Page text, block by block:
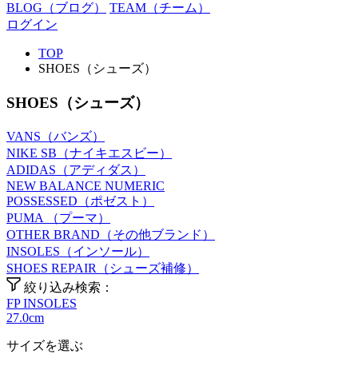
BLOG （ブログ） TEAM （チーム）
ログイン
TOP
SHOES（シューズ）
SHOES（シューズ）
VANS（バンズ）
NIKE SB（ナイキエスビー）
ADIDAS（アディダス）
NEW BALANCE NUMERIC
POSSESSED（ポゼスト）
PUMA （プーマ）
OTHER BRAND（その他ブランド）
INSOLES（インソール）
SHOES REPAIR（シューズ補修）
絞り込み検索：
FP INSOLES
27.0cm
サイズを選ぶ